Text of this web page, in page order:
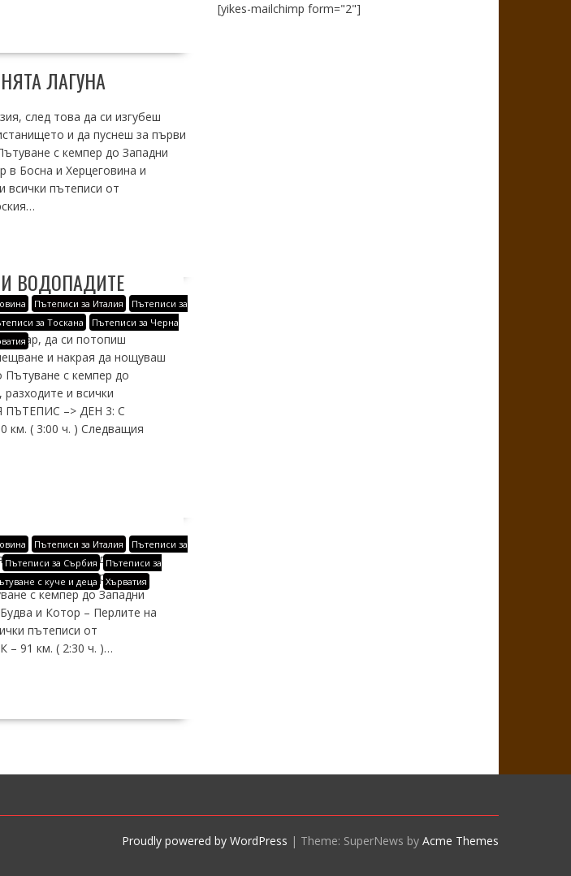
ЛАГУНА
след това да си изгубеш
и да пуснеш за първи
с кемпер до Западни
Босна и Херцеговина и
всички пътеписи от
Пътеписи за Италия
Пътеписи за
за Тоскана
Пътеписи за Черна
ВОДОПАДИТЕ
да си потопиш
и накрая да нощуваш
с кемпер до
и всички
ПЪТЕПИС –> ДЕН 3: С
( 3:00 ч. ) Следващия
Пътеписи за Италия
Пътеписи за
Пътеписи за Сърбия
Пътеписи за
с куче и деца Хърватия
плаж до него –
следващата сутрин да си
с кемпер до Западни
и Котор – Перлите на
пътеписи от
91 км. ( 2:30 ч. )…
[yikes-mailchimp form="2"]
Proudly powered by WordPress | Theme: SuperNews by Acme Themes